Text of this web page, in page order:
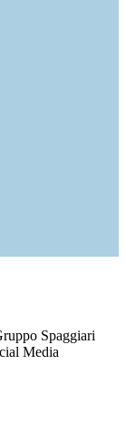
Spaggiari
Media